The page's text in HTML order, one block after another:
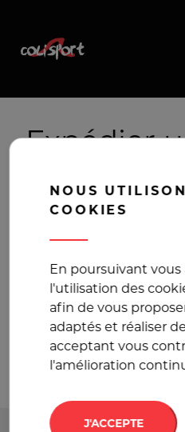
NOUS
COOKIES
En poursuivant vous
l'utilisation des
afin de vous
adaptés et réaliser
acceptant vous
l'amélioration
J'ACCEPTE
Expédier
acheté ou
Facebook
Livraison
acheté ou
Facebook